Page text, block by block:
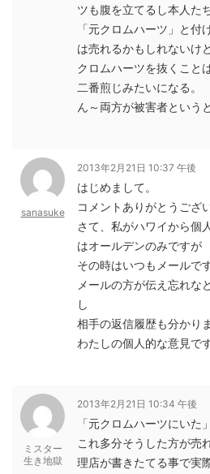
ツも腹を立てるし本人た
「元クロムハーツ」と付
は売れるかもしれないけ
クロムハーツを抜くこと
二番煎じみたいになる。
ん～両方が被害者という
sanasuke
2013年2月21日 10:37 午後
はじめまして。
コメントありがとうござ
さて、私がハワイから個
はオールデンのみですが
その時はいつもメールです
メールの方が伝え忘れな
し
相手の返信履歴も分かり
わたしの個人的な意見で
ミスター
生き地獄
2013年2月21日 10:34 午後
「元クロムハーツにいた」
これ多分そうした方が売
理店が書きたてる事で実